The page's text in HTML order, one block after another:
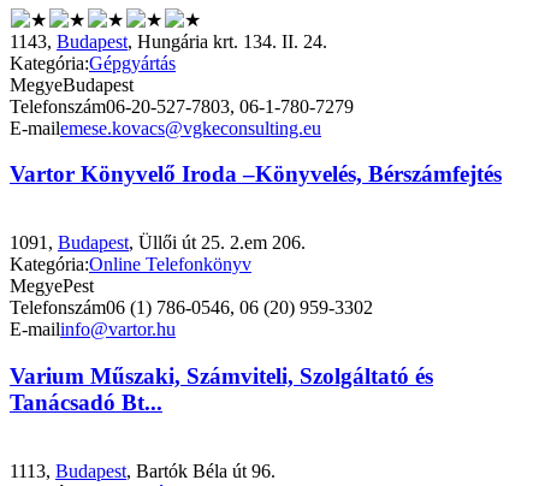
1143, Budapest, Hungária krt. 134. II. 24.
Kategória:Gépgyártás
MegyeBudapest
Telefonszám06-20-527-7803, 06-1-780-7279
E-mailemese.kovacs@vgkeconsulting.eu
Vartor Könyvelő Iroda –Könyvelés, Bérszámfejtés
1091, Budapest, Üllői út 25. 2.em 206.
Kategória:Online Telefonkönyv
MegyePest
Telefonszám06 (1) 786-0546, 06 (20) 959-3302
E-mailinfo@vartor.hu
Varium Műszaki, Számviteli, Szolgáltató és
Tanácsadó Bt...
1113, Budapest, Bartók Béla út 96.